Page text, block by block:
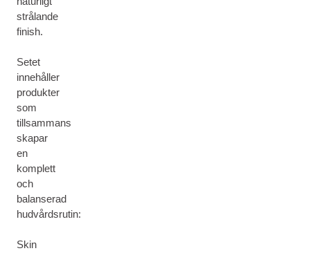
strålande
finish.
Setet
innehåller
produkter
som
tillsammans
skapar
en
komplett
och
balanserad
hudvårdsrutin:
Skin